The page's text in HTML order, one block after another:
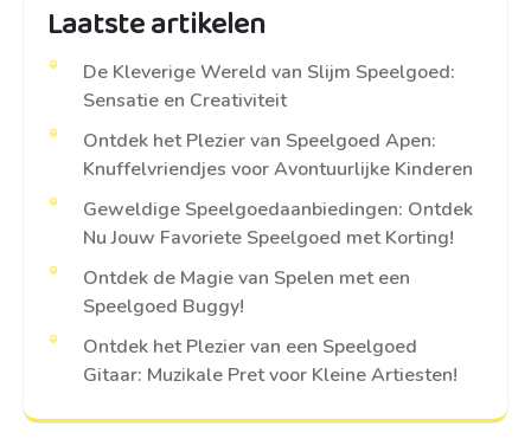
Laatste artikelen
De Kleverige Wereld van Slijm Speelgoed:
Sensatie en Creativiteit
Ontdek het Plezier van Speelgoed Apen:
Knuffelvriendjes voor Avontuurlijke Kinderen
Geweldige Speelgoedaanbiedingen: Ontdek
Nu Jouw Favoriete Speelgoed met Korting!
Ontdek de Magie van Spelen met een
Speelgoed Buggy!
Ontdek het Plezier van een Speelgoed
Gitaar: Muzikale Pret voor Kleine Artiesten!